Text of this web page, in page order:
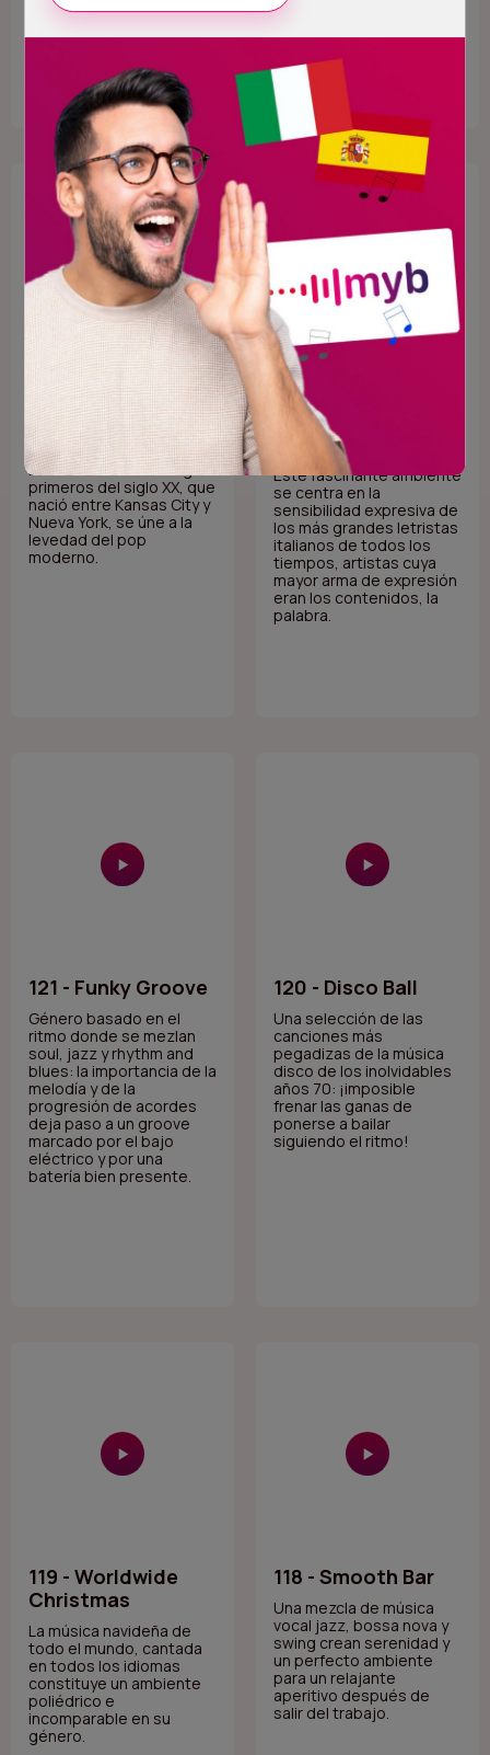
128 - Post Modern
Swing
El ritmo saltarín y
balanceante del swing de
primeros del siglo XX, que
nació entre Kansas City y
Nueva York, se úne a la
levedad del pop
moderno.
127 -
Compositores
italianos
Este fascinante ambiente
se centra en la
sensibilidad expresiva de
los más grandes letristas
italianos de todos los
tiempos, artistas cuya
mayor arma de expresión
eran los contenidos, la
palabra.
121 - Funky Groove
Género basado en el
ritmo donde se mezlan
soul, jazz y rhythm and
blues: la importancia de la
melodía y de la
progresión de acordes
deja paso a un groove
marcado por el bajo
eléctrico y por una
batería bien presente.
120 - Disco Ball
Una selección de las
canciones más
pegadizas de la música
disco de los inolvidables
años 70: ¡imposible
frenar las ganas de
ponerse a bailar
siguiendo el ritmo!
119 - Worldwide
Christmas
La música navideña de
todo el mundo, cantada
en todos los idiomas
constituye un ambiente
poliédrico e
incomparable en su
género.
118 - Smooth Bar
Una mezcla de música
vocal jazz, bossa nova y
swing crean serenidad y
un perfecto ambiente
para un relajante
aperitivo después de
salir del trabajo.